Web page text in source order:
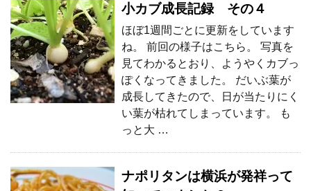
小カブ成長記録 その４
ほぼ1週間ごとに更新をしています
ね。 前回の様子はこちら。 写真を
見てわかるとおり、ようやくカブっ
ぽくなってきました。 だいぶ葉が
成長してきたので、日が当たりにく
い葉が枯れてしまっています。 も
っと大 …
ナポリタンは横浜が発祥って